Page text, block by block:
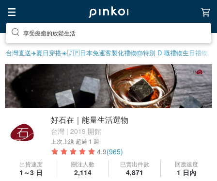
享受療癒的放鬆生活
台灣直送✈️夏日穿搭☀️🇯🇵日本免運客製化禮物🎂特別 D 嘅禮物生日禮物
好石在｜能量生活選物
台灣 | 2019 開館
上次上線 超過 1 週
4.9(965)
出貨速度
1～3 日
關注人數
2,114
已賣出件數
4,871
回應速度
1 日內
領優惠券